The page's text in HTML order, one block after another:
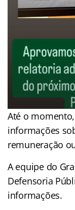
Até o
informações
remuneração
A equipe do
Defensoria
informações.